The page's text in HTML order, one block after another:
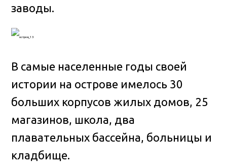
заводы.
В самые населенные годы своей
истории на острове имелось 30
больших корпусов жилых домов, 25
магазинов, школа, два
плавательных бассейна, больницы и
кладбище.